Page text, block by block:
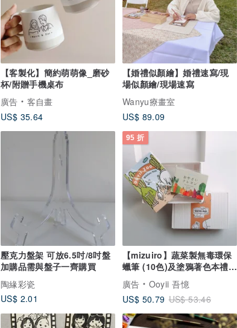
【客製化】簡約萌萌像_磨砂
杯/附贈手機桌布
廣告
客自畫
US$ 35.64
【婚禮似顏繪】婚禮速寫/現
場似顏繪/現場速寫
Wanyu療畫室
US$ 89.09
壓克力盤架 可放6.5吋/8吋盤
加購品需與盤子一齊購買
陶緣彩瓷
US$ 2.01
95 折
【mizuiro】蔬菜製無毒環保
蠟筆 (10色)及塗鴉著色本禮盒
(附提袋)
廣告
Ooyii 吾憶
US$ 50.79 US$ 53.46